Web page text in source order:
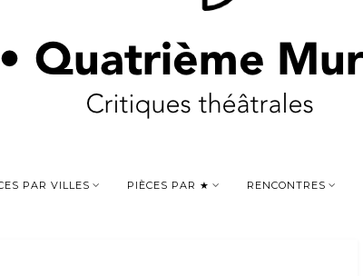
PAR VILLES PIÈCES PAR ★ RENCONTRES